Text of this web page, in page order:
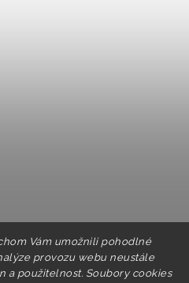
Vám umožnili pohodlné
provozu webu neustále
a použitelnost. Soubory cookies